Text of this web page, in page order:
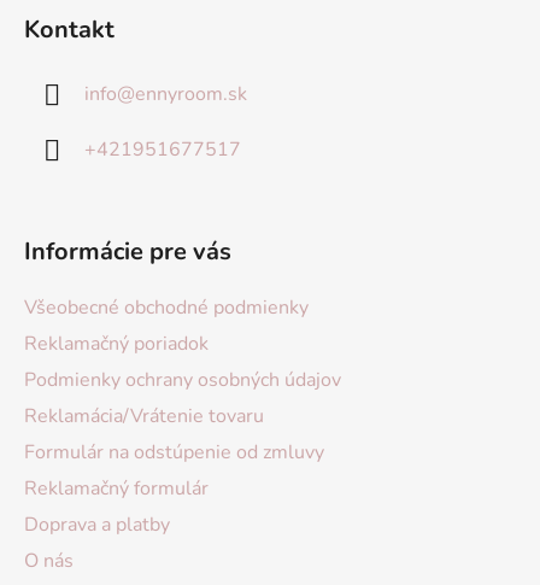
Kontakt
info@ennyroom.sk
+421951677517
Informácie pre vás
Všeobecné obchodné podmienky
Reklamačný poriadok
Podmienky ochrany osobných údajov
Reklamácia/Vrátenie tovaru
Formulár na odstúpenie od zmluvy
Reklamačný formulár
Doprava a platby
O nás